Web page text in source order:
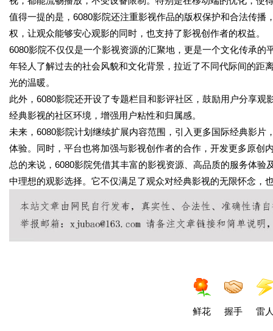
值得一提的是，6080影院还注重影视作品的版权保护和合法传
权，让观众能够安心观影的同时，也支持了影视创作者的权益。
6080影院不仅仅是一个影视资源的汇聚地，更是一个文化传承
年轻人了解过去的社会风貌和文化背景，拉近了不同代际间的距
光的温暖。
此外，6080影院还开设了专题栏目和影评社区，鼓励用户分享
经典影视的社区环境，增强用户粘性和归属感。
未来，6080影院计划继续扩展内容范围，引入更多国际经典影
体验。同时，平台也将加强与影视创作者的合作，开发更多原创
总的来说，6080影院凭借其丰富的影视资源、高品质的服务体
中理想的观影选择。它不仅满足了观众对经典影视的无限怀念，
鲜花 握手 雷